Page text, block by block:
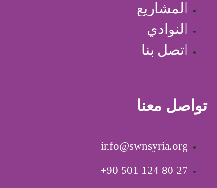
المشاريع
النوادي
اتصل بنا
تواصل معنا
info@swnsyria.org
‎+90 501 124 80 27